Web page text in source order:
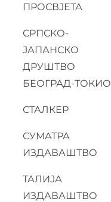
ПРОСВЈЕТА
СРПСКО-
ЈАПАНСКО
ДРУШТВО
БЕОГРАД-ТОКИО
СТАЛКЕР
СУМАТРА
ИЗДАВАШТВО
ТАЛИЈА
ИЗДАВАШТВО